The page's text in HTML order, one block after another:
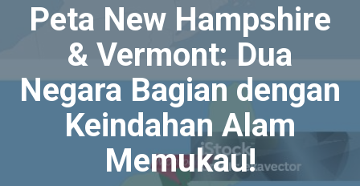
Peta New Hampshire
& Vermont: Dua
Negara Bagian dengan
Keindahan Alam
Memukau!